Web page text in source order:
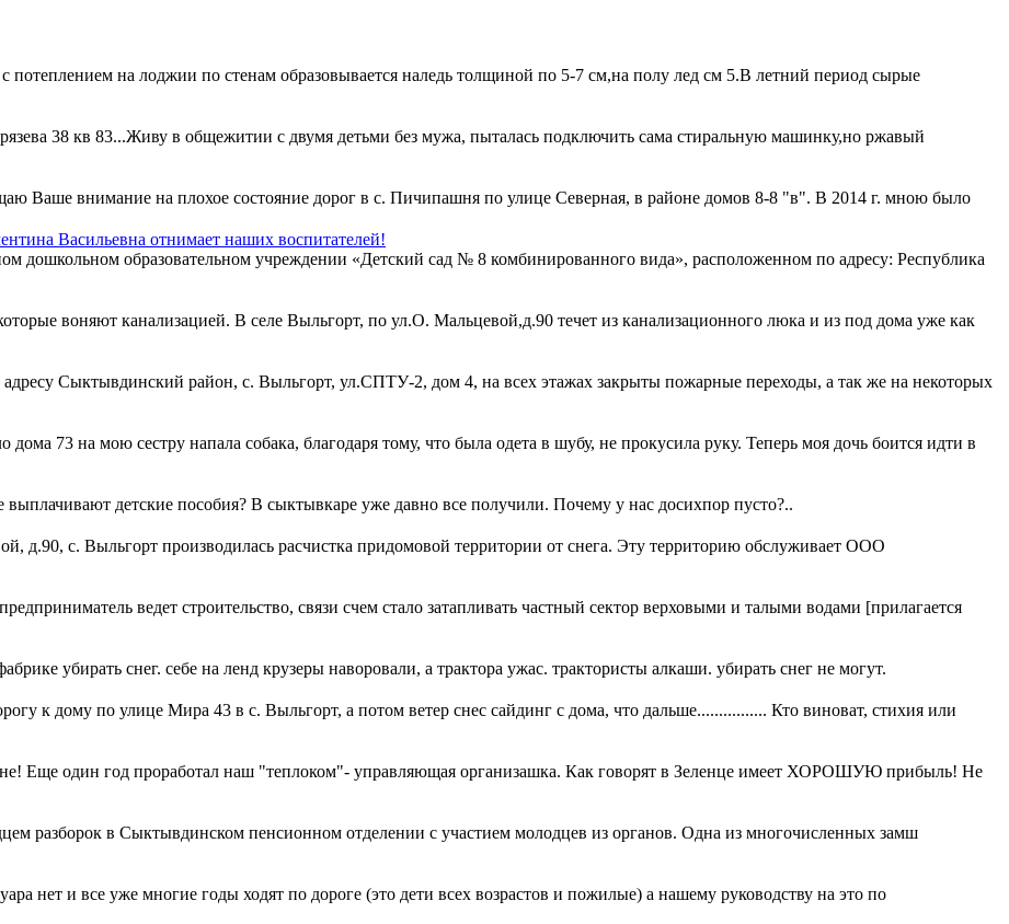
на лоджии по стенам образовывается наледь толщиной по 5-7 см,на полу лед см 5.В летний период сырые
38 кв 83...Живу в общежитии с двумя детьми без мужа, пыталась подключить сама стиральную машинку,но ржавый
Ваше внимание на плохое состояние дорог в с. Пичипашня по улице Северная, в районе домов 8-8 "в". В 2014 г. мною было
Васильевна отнимает наших воспитателей!
дошкольном образовательном учреждении «Детский сад № 8 комбинированного вида», расположенном по адресу: Республика
воняют канализацией. В селе Выльгорт, по ул.О. Мальцевой,д.90 течет из канализационного люка и из под дома уже как
Сыктывдинский район, с. Выльгорт, ул.СПТУ-2, дом 4, на всех этажах закрыты пожарные переходы, а так же на некоторых
73 на мою сестру напала собака, благодаря тому, что была одета в шубу, не прокусила руку. Теперь моя дочь боится идти в
выплачивают детские пособия? В сыктывкаре уже давно все получили. Почему у нас досихпор пусто?..
д.90, с. Выльгорт производилась расчистка придомовой территории от снега. Эту территорию обслуживает ООО
ведет строительство, связи счем стало затапливать частный сектор верховыми и талыми водами [прилагается
убирать снег. себе на ленд крузеры наворовали, а трактора ужас. трактористы алкаши. убирать снег не могут.
к дому по улице Мира 43 в с. Выльгорт, а потом ветер снес сайдинг с дома, что дальше................ Кто виноват, стихия или
Еще один год проработал наш "теплоком"- управляющая организашка. Как говорят в Зеленце имеет ХОРОШУЮ прибыль! Не
разборок в Сыктывдинском пенсионном отделении с участием молодцев из органов. Одна из многочисленных замш
нет и все уже многие годы ходят по дороге (это дети всех возрастов и пожилые) а нашему руководству на это по